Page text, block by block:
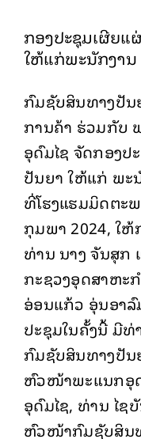
ກອງປະຊຸມເຜີຍແ
ໃຫ້ແກ່ພະນັກງານ
ກົມຊັບສິນທາງປັນ
ການຄ້າ ຮ່ວມກັບ
ອຸດົມໄຊ ຈັດກອງປ
ປັນຍາ ໃຫ້ແກ່ ພະ
ທີ່ໂຮງແຮມມິດຕະ
ກຸມພາ 2024, ໃ
ທ່ານ ນາງ ຈັນສຸກ
ກະຊວງອຸດສາຫະ
ອ່ອນແກ້ວ ອຸ່ນອາລົ
ປະຊຸມໃນຄັ້ງນີ້ ມີ
ກົມຊັບສິນທາງປັນ
ຫົວໜ້າພະແນກອຸດ
ອຸດົມໄຊ, ທ່ານ ໄຊ
ຫົວໜ້າກົມຊັບສິນ